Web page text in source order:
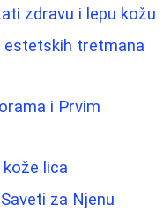
zdravu i lepu kožu
estetskih tretmana
i Prvim
lica
za Njenu